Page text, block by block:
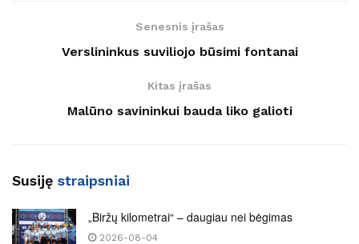
Senesnis įrašas
Verslininkus suviliojo būsimi fontanai
Kitas įrašas
Malūno savininkui bauda liko galioti
Susiję straipsniai
„Biržų kilometrai“ – daugiau nei bėgimas
2026-08-04